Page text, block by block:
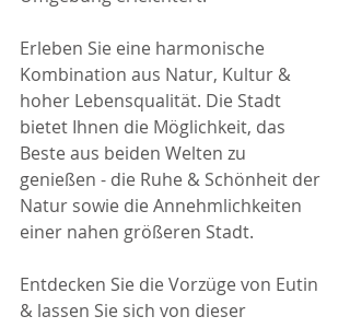
Erleben Sie eine harmonische
Kombination aus Natur, Kultur &
hoher Lebensqualität. Die Stadt
bietet Ihnen die Möglichkeit, das
Beste aus beiden Welten zu
genießen - die Ruhe & Schönheit der
Natur sowie die Annehmlichkeiten
einer nahen größeren Stadt.
Entdecken Sie die Vorzüge von Eutin
& lassen Sie sich von dieser